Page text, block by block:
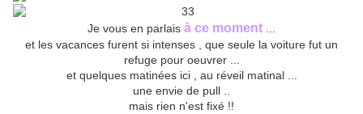
Je vous en parlais à ce moment
et les vacances furent si intenses , que seule la voiture fut un
refuge pour oeuvrer ...
et quelques matinées ici , au réveil matinal ...
une envie de pull ..
mais rien n'est fixé !!